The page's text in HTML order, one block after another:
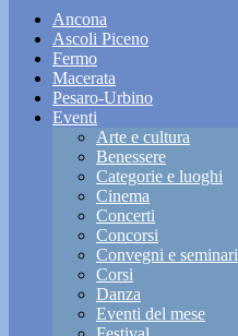
Ancona
Ascoli Piceno
Fermo
Macerata
Pesaro-Urbino
Eventi
Arte e cultura
Benessere
Categorie e luoghi
Cinema
Concerti
Concorsi
Convegni e seminari
Corsi
Danza
Eventi del mese